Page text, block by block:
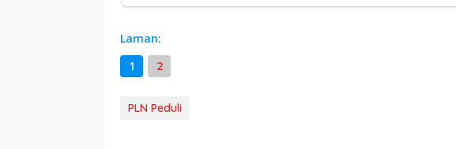
Laman:
1
2
PLN Peduli